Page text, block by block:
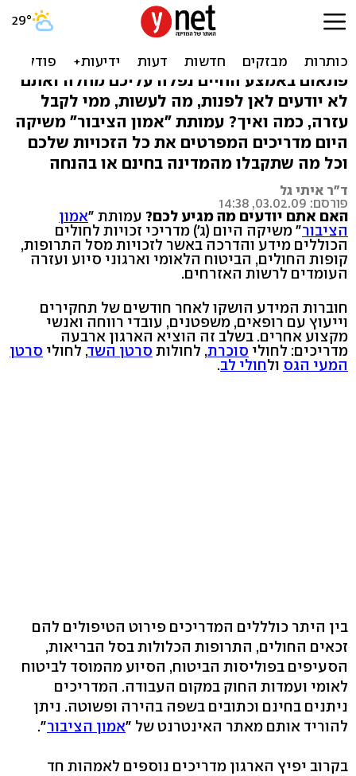
מה מגיע לכם אם חליתם?
מדריך זכויות ברשת
פתאום באמצע החיים נפלה עליכם מחלה ואתם
לא יודעים לאן לפנות, מה לעשות, ממי לקבל
עזרה, כמה ואיך? עמותת "אמון הציבור" משיקה
היום מדריכים המפרטים את כל הזכויות שלכם
וכל מה שתקבלו מהמדינה בחינם או בהנחה
ד"ר איתי גל
פורסם: 03.02.09, 14:38
האם אתם יודעים מה מגיע לכם? עמותת "אמון
הציבור" משיקה היום (ג') מדריכי זכויות לחולים
הכוללים מידע והדרכה באשר לזכויות מסל התרופות,
קופות החולים, הביטוח הלאומי וארגוני סיוע ועזרה
העומדים לרשות האזרחים.
חוברות המידע הושקו לאחר חודשים של תחקירים
וייעוץ עם רופאים, משפטנים, עובדי רווחה ואנשי
מקצוע אחרים. בשלב זה הוציא הארגון ארבעה
מדריכים: לחולי סוכרת, לחולות סרטן השד, לחולי סרטן
המעי הגס ולחולי לב.
בין היתר כולללים המדריכים פירוט הטיפולים להם
זכאים החולים, התרופות הכלולות בסל הבריאות,
הסעיפים בפוליסות הביטוח, הסיוע מהמוסד לביטוח
לאומי ועמדות החוק במקום העבודה. המדריכים
ניתנים בחינם וכתובים בשפה בהירה ופשוטה. ניתן
להוריד אותם מאתר האינטרנט של "אמון הציבור".
בקרוב יפיץ הארגון מדריכים נוספים לאמהות חד